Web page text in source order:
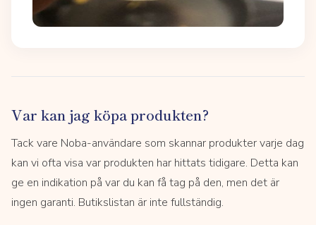
Var kan jag köpa produkten?
Tack vare Noba-användare som skannar produkter varje dag
kan vi ofta visa var produkten har hittats tidigare. Detta kan
ge en indikation på var du kan få tag på den, men det är
ingen garanti. Butikslistan är inte fullständig.